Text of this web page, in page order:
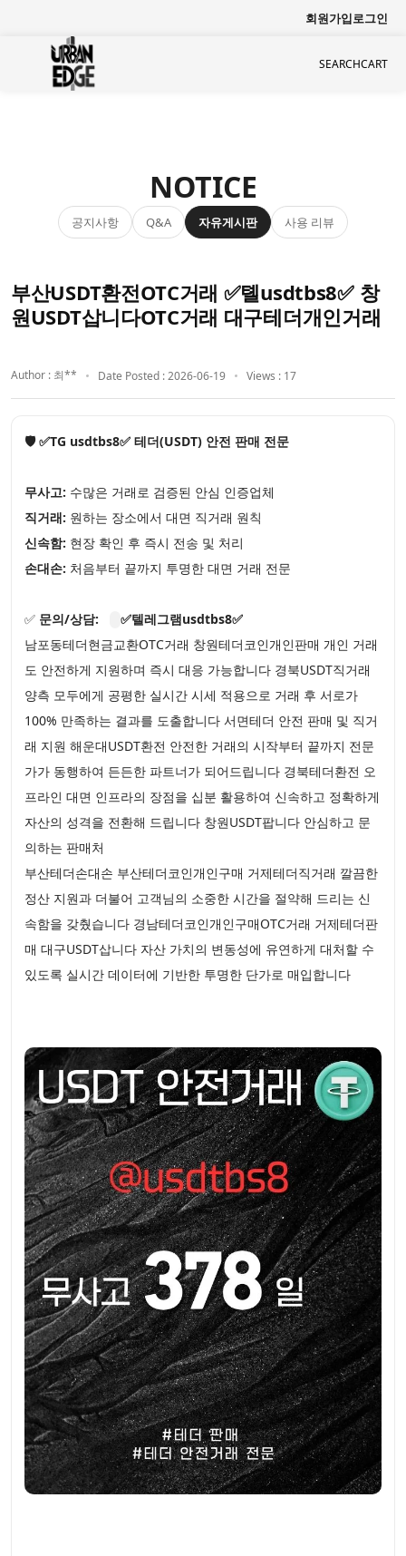
회원가입로그인
SEARCHCART
NOTICE
공지사항 Q&A 자유게시판 사용 리뷰
부산USDT환전OTC거래 ✅톌usdtbs8✅ 창
원USDT삽니다OTC거래 대구테더개인거래
Author : 최** Date Posted : 2026-06-19 Views : 17
🛡️ ✅TG usdtbs8✅ 테더(USDT) 안전 판매 전문
무사고: 수많은 거래로 검증된 안심 인증업체
직거래: 원하는 장소에서 대면 직거래 원칙
신속함: 현장 확인 후 즉시 전송 및 처리
손대손: 처음부터 끝까지 투명한 대면 거래 전문
✅ 문의/상담:
✅텔레그램usdtbs8✅
남포동테더현금교환OTC거래 창원테더코인개인판매 개인 거래
도 안전하게 지원하며 즉시 대응 가능합니다 경북USDT직거래
양측 모두에게 공평한 실시간 시세 적용으로 거래 후 서로가
100% 만족하는 결과를 도출합니다 서면테더 안전 판매 및 직거
래 지원 해운대USDT환전 안전한 거래의 시작부터 끝까지 전문
가가 동행하여 든든한 파트너가 되어드립니다 경북테더환전 오
프라인 대면 인프라의 장점을 십분 활용하여 신속하고 정확하게
자산의 성격을 전환해 드립니다 창원USDT팝니다 안심하고 문
의하는 판매처
부산테더손대손 부산테더코인개인구매 거제테더직거래 깔끔한
정산 지원과 더불어 고객님의 소중한 시간을 절약해 드리는 신
속함을 갖췄습니다 경남테더코인개인구매OTC거래 거제테더판
매 대구USDT삽니다 자산 가치의 변동성에 유연하게 대처할 수
있도록 실시간 데이터에 기반한 투명한 단가로 매입합니다